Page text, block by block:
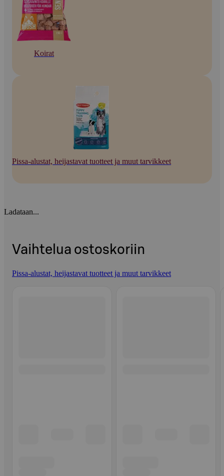
Koirat
Pissa-alustat, heijastavat tuotteet ja muut tarvikkeet
Ladataan...
Vaihtelua ostoskoriin
Pissa-alustat, heijastavat tuotteet ja muut tarvikkeet